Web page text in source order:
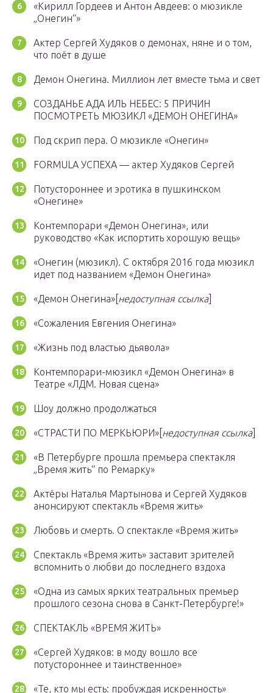
«Кирилл Гордеев и Антон Авдеев: о мюзикле
„Онегин“»
Актер Сергей Худяков о демонах, няне и о том,
что поёт в душе
Демон Онегина. Миллион лет вместе тьма и свет
СОЗДАНЬЕ АДА ИЛЬ НЕБЕС: 5 ПРИЧИН
ПОСМОТРЕТЬ МЮЗИКЛ «ДЕМОН ОНЕГИНА»
Под скрип пера. О мюзикле «Онегин»
FORMULA УСПЕХА — актер Худяков Сергей
Потустороннее и эротика в пушкинском
«Онегине»
Контемпорари «Демон Онегина», или
руководство «Как испортить хорошую вещь»
«Онегин (мюзикл). С октября 2016 года мюзикл
идет под названием «Демон Онегина»
«Демон Онегина»[ недоступная ссылка]
«Сожаления Евгения Онегина»
«Жизнь под властью дьявола»
Контемпорари-мюзикл «Демон Онегина» в
Театре «ЛДМ. Новая сцена»
Шоу должно продолжаться
«СТРАСТИ ПО МЕРКЬЮРИ»[ недоступная ссылка]
«В Петербурге прошла премьера спектакля
„Время жить“ по Ремарку»
Актёры Наталья Мартынова и Сергей Худяков
анонсируют спектакль «Время жить»
Любовь и смерть. О спектакле «Время жить»
Спектакль «Время жить» заставит зрителей
вспомнить о любви до последнего вздоха
«Одна из самых ярких театральных премьер
прошлого сезона снова в Санкт-Петербурге!»
СПЕКТАКЛЬ «ВРЕМЯ ЖИТЬ»
«Сергей Худяков: в моду вошло все
потустороннее и таинственное»
«Те, кто мы есть: пробуждая искренность»